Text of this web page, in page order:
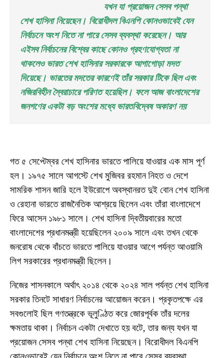
যখন যা প্রয়োজন সেসব পন্থা
শেখ হাসিনা নিয়েছেন। বিরোধীদল বিএনপি কোনওভাবেই যেন
নির্বাচনে অংশ নিতে না পারে সেসব ব্যবস্থা করেছেন। আর
এইসব নির্বাচনের বিশ্বের কাছে কোনও গ্রহণযোগ্যতা না
থাকলেও ভারত শেখ হাসিনার সরকারকে আগাগোড়া মদত
দিয়েছে। ভারতের মদতের কারণেই তাঁর সরকার টিকে ছিল এবং
নজিরবিহীন স্বৈরাচারে পরিণত হয়েছিল। ফলে আজ বাংলাদেশের
জনগণের একটা বড় অংশের মধ্যে ভারতবিদ্বেষ অকারণ নয়
গত ৫ সেপ্টেম্বর শেখ হাসিনার ভারতে পালিয়ে যাওয়ার এক মাস পূর্ণ
হল। ১৯৭৫ সালে আগস্টে শেখ মুজিবর রহমান নিহত ও দেশে
সামরিক শাসন জারি হলে ইউরোপে অবস্থানরত দুই বোন শেখ হাসিনা
ও রেহানা ভারতে রাজনৈতিক আশ্রয়ে ছিলেন এবং তাঁরা বাংলাদেশে
ফিরে আসেন ১৯৮১ সালে। শেখ হাসিনা দ্বিতীয়বারের মতো
বাংলাদেশের প্রধানমন্ত্রী হয়েছিলেন ২০০৯ সালে এবং তখন থেকে
জনরোষ থেকে বাঁচতে ভারতে পালিয়ে যাওয়ার আগে পর্যন্ত আওয়ামি
লিগ সরকারের প্রধানমন্ত্রী ছিলেন।
নিজের শাসনকালে অর্থাৎ ২০১৪ থেকে ২০২৪ সাল পর্যন্ত শেখ হাসিনা
সরকার তিনটে সাধারণ নির্বাচনের আয়োজন করেন। প্রকৃতপক্ষে এর
সবগুলোই ছিল গণতন্ত্রকে ভূলুণ্ঠিত করে জোরপূর্বক তাঁর দলের
ক্ষমতায় থাকা। নির্বাচন একটা দেখাতে হয় বটে, তার জন্য যখন যা
প্রয়োজন সেসব পন্থা শেখ হাসিনা নিয়েছেন। বিরোধীদল বিএনপি